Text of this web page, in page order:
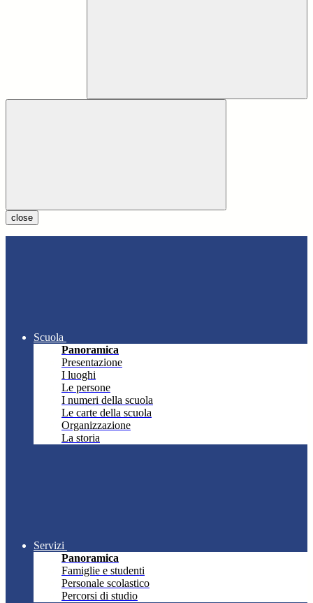
close
Scuola
Panoramica
Presentazione
I luoghi
Le persone
I numeri della scuola
Le carte della scuola
Organizzazione
La storia
Servizi
Panoramica
Famiglie e studenti
Personale scolastico
Percorsi di studio